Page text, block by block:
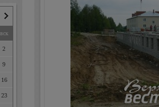
вск
2
9
16
23